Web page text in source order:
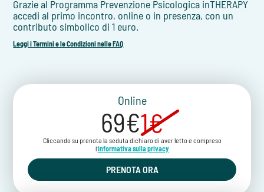
Grazie al Programma Prevenzione Psicologica inTHERAPY
accedi al primo incontro, online o in presenza, con un
contributo simbolico di 1 euro.
Leggi i Termini e le Condizioni nelle FAQ
Online
69€1€
Cliccando su prenota la seduta dichiaro di aver letto e compreso
l'informativa sulla privacy
PRENOTA ORA